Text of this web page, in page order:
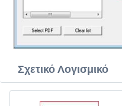
Σχετικό Λογισμικό